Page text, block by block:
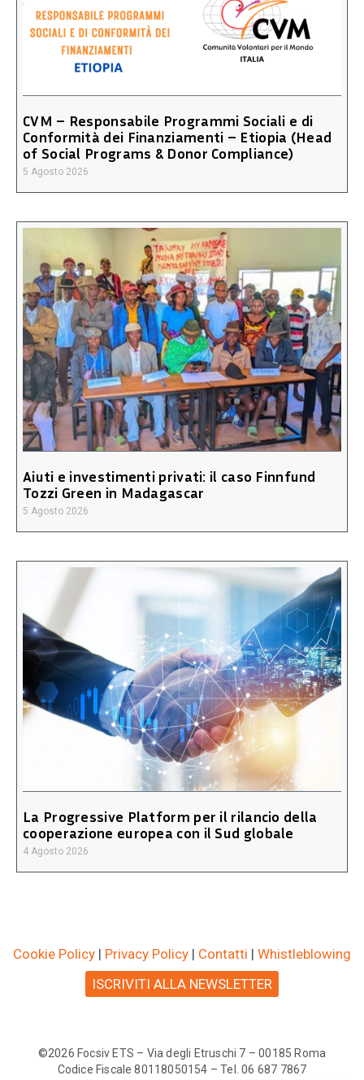
CVM – Responsabile Programmi Sociali e di
Conformità dei Finanziamenti – Etiopia (Head
of Social Programs & Donor Compliance)
5 Agosto 2026
Aiuti e investimenti privati: il caso Finnfund
Tozzi Green in Madagascar
5 Agosto 2026
La Progressive Platform per il rilancio della
cooperazione europea con il Sud globale
4 Agosto 2026
Cookie Policy | Privacy Policy | Contatti | Whistleblowing
ISCRIVITI ALLA NEWSLETTER
©2026 Focsiv ETS – Via degli Etruschi 7 – 00185 Roma
Codice Fiscale 80118050154 – Tel. 06 687 7867